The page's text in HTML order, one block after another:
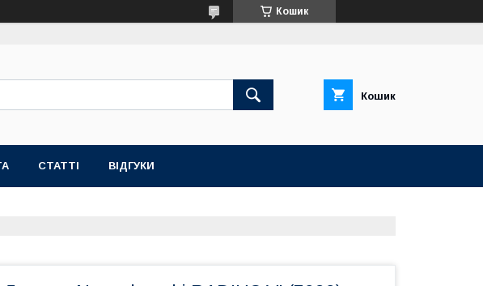
Кошик
Кошик
СТАТТІ ВІДГУКИ